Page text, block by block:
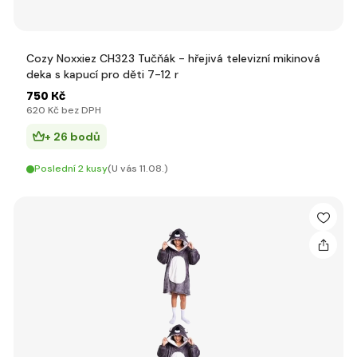
Cozy Noxxiez CH323 Tučňák - hřejivá televizní mikinová
deka s kapucí pro děti 7-12 r
750 Kč
620 Kč bez DPH
+ 26 bodů
Poslední 2 kusy(U vás 11.08.)